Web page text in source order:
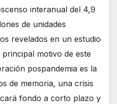
interanual del 4,9
de unidades
revelados en un estudio
motivo de este
pospandemia es la
de memoria, una crisis
fondo a corto plazo y